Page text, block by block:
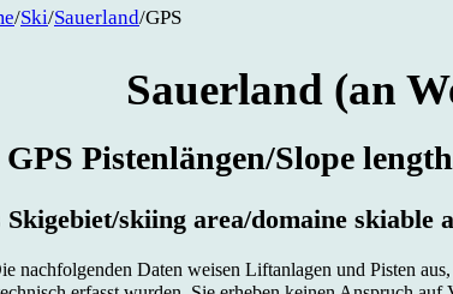
/Ski/Sau­er­land/GPS
Sau­er­land (an
GPS Pis­ten­län­gen/Slope
Ski­ge­biet/ski­ing area/do­mai­ne ski­able
nach­fol­gen­den Da­ten wei­sen Lift­an­la­gen und Pis­ten